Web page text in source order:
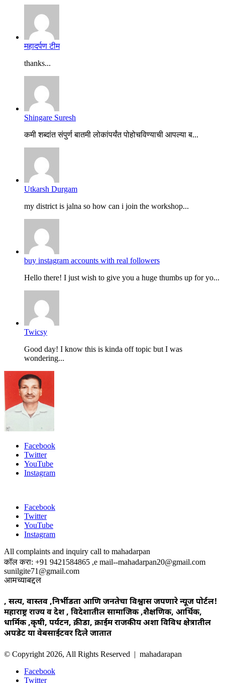
महादर्पण टीम
thanks...
Shingare Suresh
कमी शब्दांत संपुर्ण बातमी लोकांपर्यंत पोहोचविण्याची आपल्या ब...
Utkarsh Durgam
my district is jalna so how can i join the workshop...
buy instagram accounts with real followers
Hello there! I just wish to give you a huge thumbs up for yo...
Twicsy
Good day! I know this is kinda off topic but I was
wondering...
Facebook
Twitter
YouTube
Instagram
Facebook
Twitter
YouTube
Instagram
All complaints and inquiry call to mahadarpan
कॉल करा: +91 9421584865 ,e mail--mahadarpan20@gmail.com
sunilgite71@gmail.com
आमच्याबद्दल
, सत्य, वास्तव ,निर्भीडता आणि जनतेचा विश्वास जपणारे न्यूज पोर्टल!
महाराष्ट्र राज्य व देश , विदेशातील सामाजिक ,शैक्षणिक, आर्थिक,
धार्मिक ,कृषी, पर्यटन, क्रीडा, क्राईम राजकीय अशा विविध क्षेत्रातील
अपडेट या वेबसाईटवर दिले जातात
© Copyright 2026, All Rights Reserved | mahadarapan
Facebook
Twitter